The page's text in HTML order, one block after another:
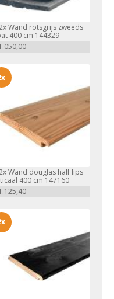
Wand rotsgrijs zweeds
400 cm 144329
Wand douglas half lips
400 cm 147160